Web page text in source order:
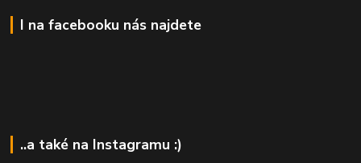
I na facebooku nás najdete
..a také na Instagramu :)